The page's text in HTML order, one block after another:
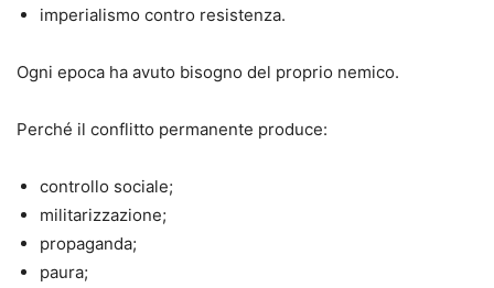
imperialismo contro resistenza.
Ogni epoca ha avuto bisogno del proprio nemico.
Perché il conflitto permanente produce:
controllo sociale;
militarizzazione;
propaganda;
paura;